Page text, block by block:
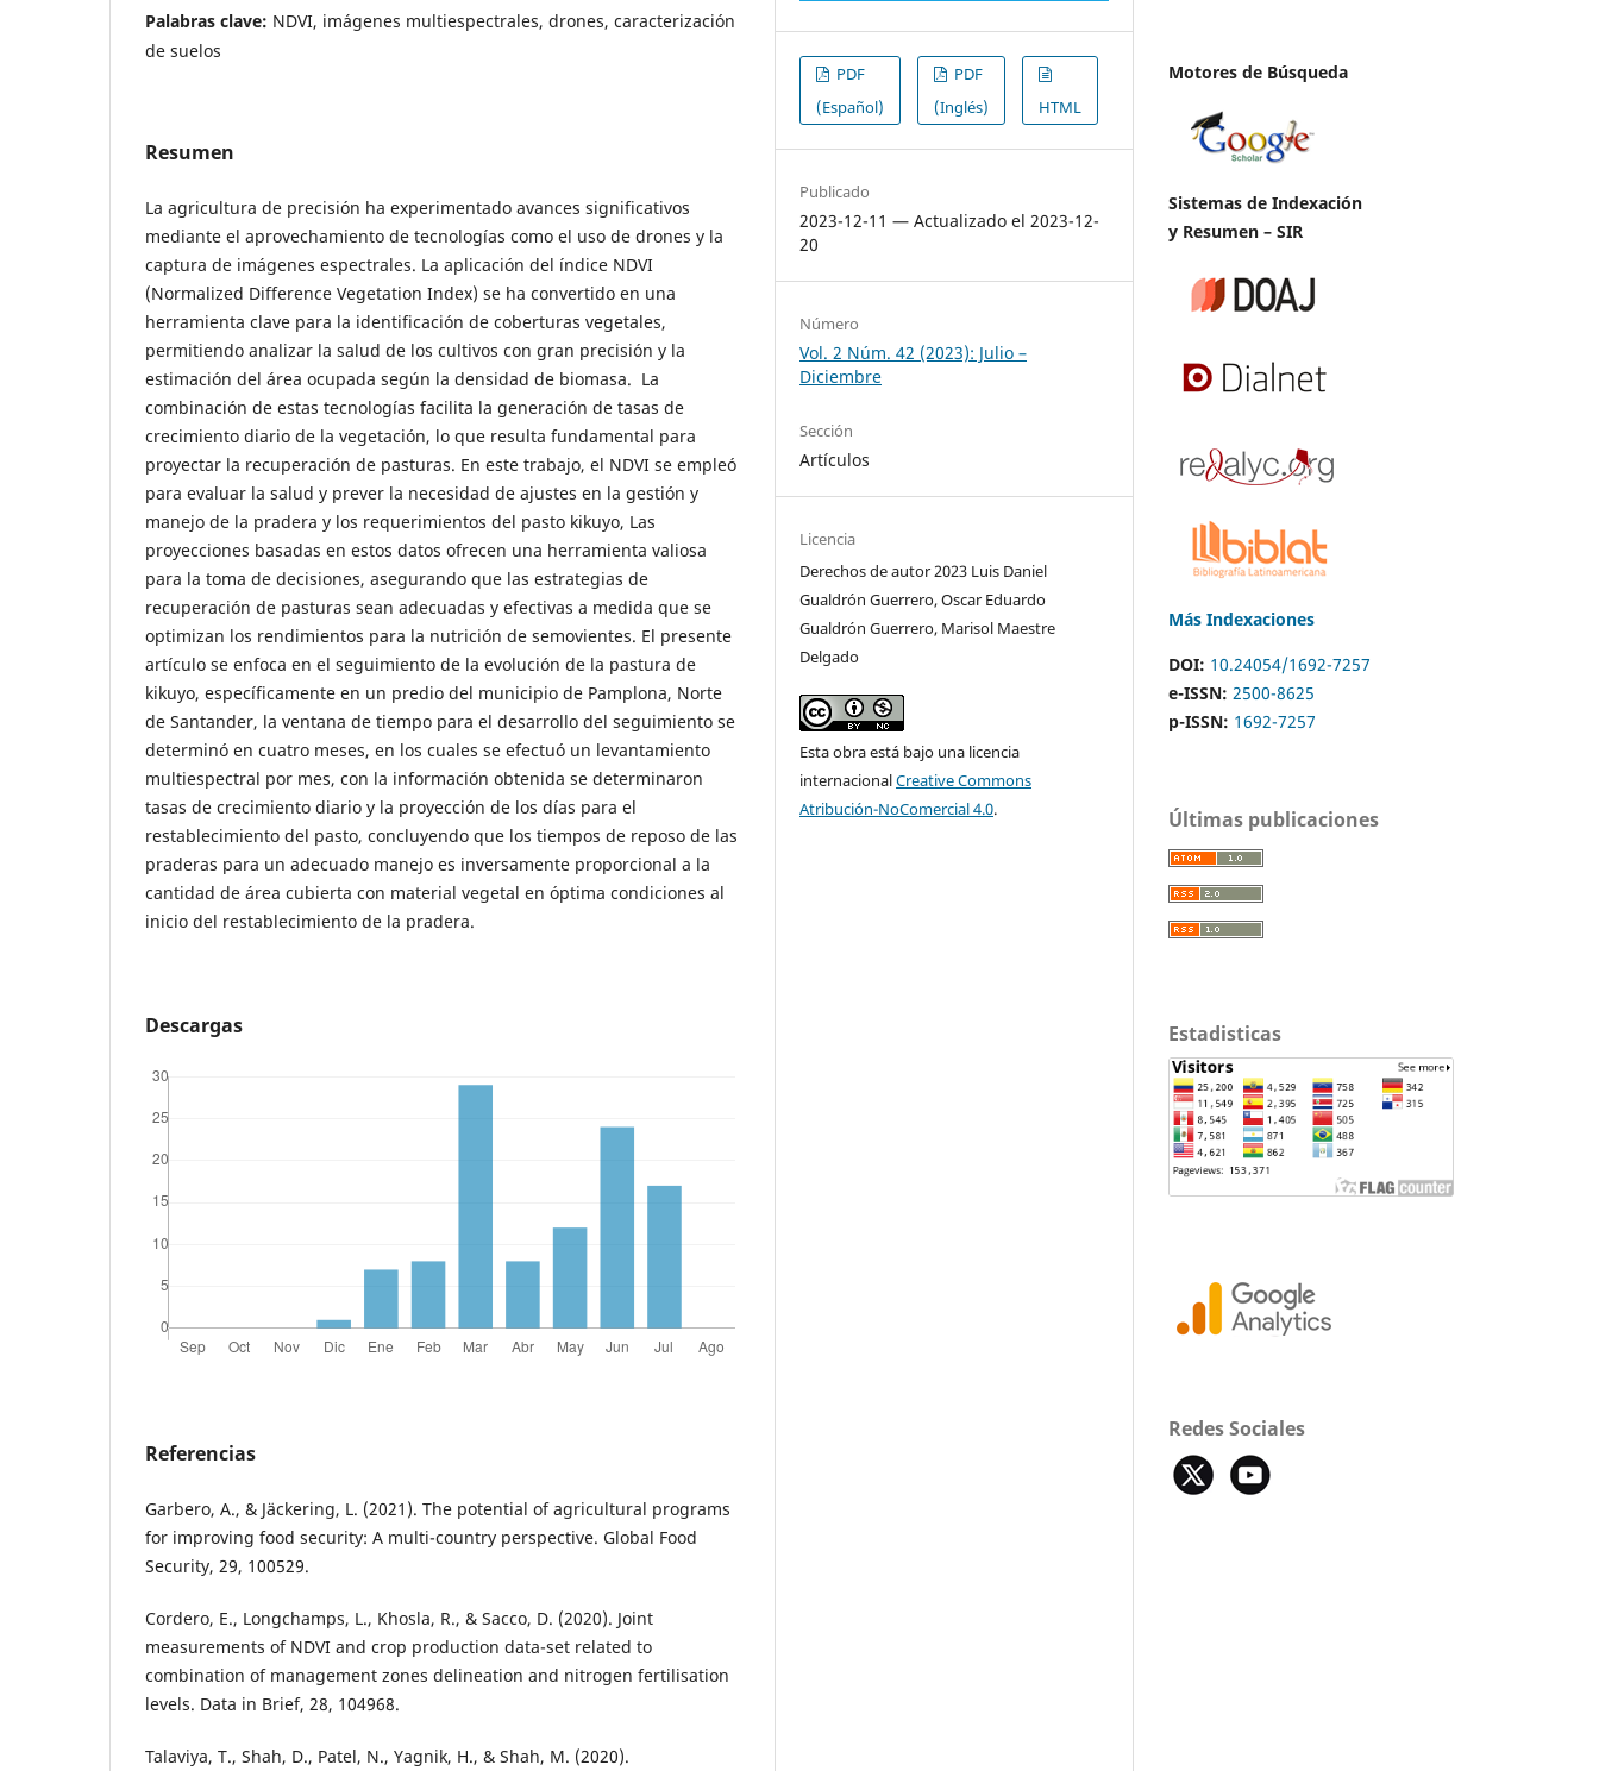
Palabras clave: NDVI, imágenes multiespectrales, drones, caracterización
de suelos
Resumen
La agricultura de precisión ha experimentado avances significativos
mediante el aprovechamiento de tecnologías como el uso de drones y la
captura de imágenes espectrales. La aplicación del índice NDVI
(Normalized Difference Vegetation Index) se ha convertido en una
herramienta clave para la identificación de coberturas vegetales,
permitiendo analizar la salud de los cultivos con gran precisión y la
estimación del área ocupada según la densidad de biomasa. La
combinación de estas tecnologías facilita la generación de tasas de
crecimiento diario de la vegetación, lo que resulta fundamental para
proyectar la recuperación de pasturas. En este trabajo, el NDVI se empleó
para evaluar la salud y prever la necesidad de ajustes en la gestión y
manejo de la pradera y los requerimientos del pasto kikuyo, Las
proyecciones basadas en estos datos ofrecen una herramienta valiosa
para la toma de decisiones, asegurando que las estrategias de
recuperación de pasturas sean adecuadas y efectivas a medida que se
optimizan los rendimientos para la nutrición de semovientes. El presente
artículo se enfoca en el seguimiento de la evolución de la pastura de
kikuyo, específicamente en un predio del municipio de Pamplona, Norte
de Santander, la ventana de tiempo para el desarrollo del seguimiento se
determinó en cuatro meses, en los cuales se efectuó un levantamiento
multiespectral por mes, con la información obtenida se determinaron
tasas de crecimiento diario y la proyección de los días para el
restablecimiento del pasto, concluyendo que los tiempos de reposo de las
praderas para un adecuado manejo es inversamente proporcional a la
cantidad de área cubierta con material vegetal en óptima condiciones al
inicio del restablecimiento de la pradera.
Descargas
Referencias
Garbero, A., & Jäckering, L. (2021). The potential of agricultural programs
for improving food security: A multi-country perspective. Global Food
Security, 29, 100529.
Cordero, E., Longchamps, L., Khosla, R., & Sacco, D. (2020). Joint
measurements of NDVI and crop production data-set related to
combination of management zones delineation and nitrogen fertilisation
levels. Data in Brief, 28, 104968.
Talaviya, T., Shah, D., Patel, N., Yagnik, H., & Shah, M. (2020).
PDF
(Español)
PDF
(Inglés)
HTML
Publicado
2023-12-11 — Actualizado el 2023-12-
20
Número
Vol. 2 Núm. 42 (2023): Julio –
Diciembre
Sección
Artículos
Licencia
Derechos de autor 2023 Luis Daniel
Gualdrón Guerrero, Oscar Eduardo
Gualdrón Guerrero, Marisol Maestre
Delgado
Esta obra está bajo una licencia
internacionalCreative Commons
Atribución-NoComercial 4.0.
Motores de Búsqueda
Sistemas de Indexación
y Resumen – SIR
Más Indexaciones
DOI: 10.24054/1692-7257
e-ISSN: 2500-8625
p-ISSN: 1692-7257
Últimas publicaciones
Estadisticas
Redes Sociales